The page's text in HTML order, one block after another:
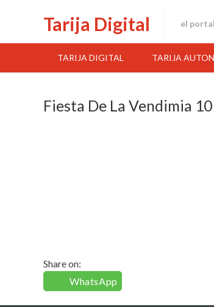
Tarija Digital el
TARIJA DIGITAL TARIJA
Fiesta De La Vendimia 10
Share on:
WhatsApp